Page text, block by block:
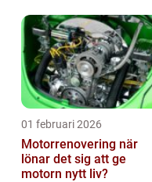
01 februari 2026
Motorrenovering när
lönar det sig att ge
motorn nytt liv?